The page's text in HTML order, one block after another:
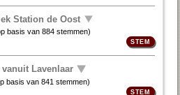
Station de Oost
basis van884 stemmen)
Lavenlaar
basis van841 stemmen)